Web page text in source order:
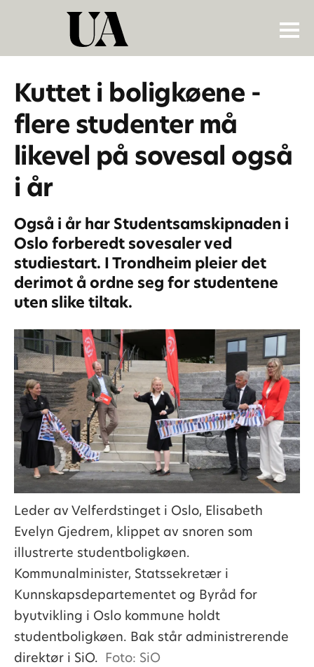
Kuttet i boligkøene -
flere studenter må
likevel på sovesal også
i år
Også i år har Studentsamskipnaden i
Oslo forberedt sovesaler ved
studiestart. I Trondheim pleier det
derimot å ordne seg for studentene
uten slike tiltak.
Leder av Velferdstinget i Oslo, Elisabeth
Evelyn Gjedrem, klippet av snoren som
illustrerte studentboligkøen.
Kommunalminister, Statssekretær i
Kunnskapsdepartementet og Byråd for
byutvikling i Oslo kommune holdt
studentboligkøen. Bak står administrerende
direktør i SiO. Foto: SiO